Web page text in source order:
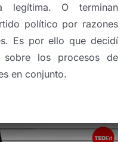
legítima. O terminan
político por razones
Es por ello que decidí
los procesos de
en conjunto.